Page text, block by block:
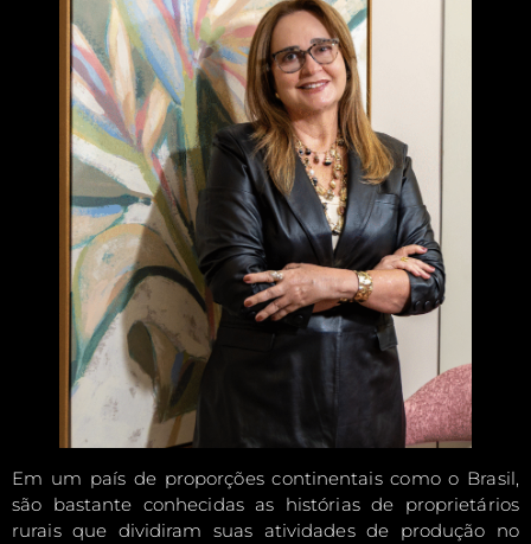
Em um país de proporções continentais como o Brasil,
são bastante conhecidas as histórias de proprietários
rurais que dividiram suas atividades de produção no